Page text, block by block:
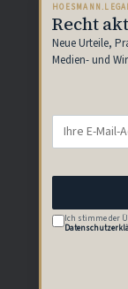
Recht
Neue Urteile,
Medien- und
Mail-
Adresse
Ich stimme der